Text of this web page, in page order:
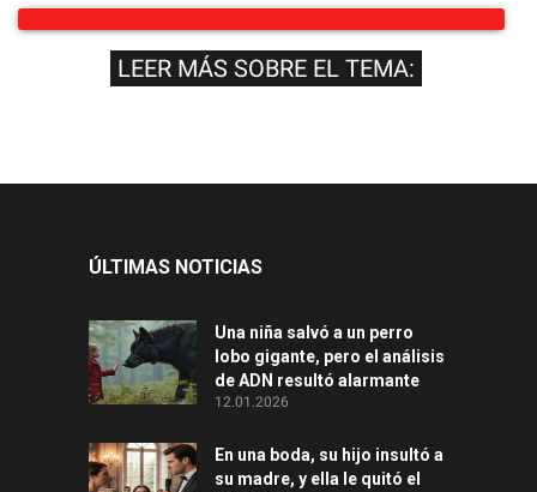
LEER MÁS SOBRE EL TEMA:
ÚLTIMAS NOTICIAS
Una niña salvó a un perro
lobo gigante, pero el análisis
de ADN resultó alarmante
12.01.2026
En una boda, su hijo insultó a
su madre, y ella le quitó el